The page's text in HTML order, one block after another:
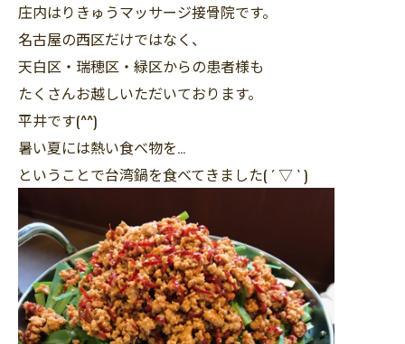
庄内はりきゅうマッサージ接骨院です。
名古屋の西区だけではなく、
天白区・瑞穂区・緑区からの患者様も
たくさんお越しいただいております。
平井です(^^)
暑い夏には熱い食べ物を…
ということで台湾鍋を食べてきました( ´ ▽ ` )